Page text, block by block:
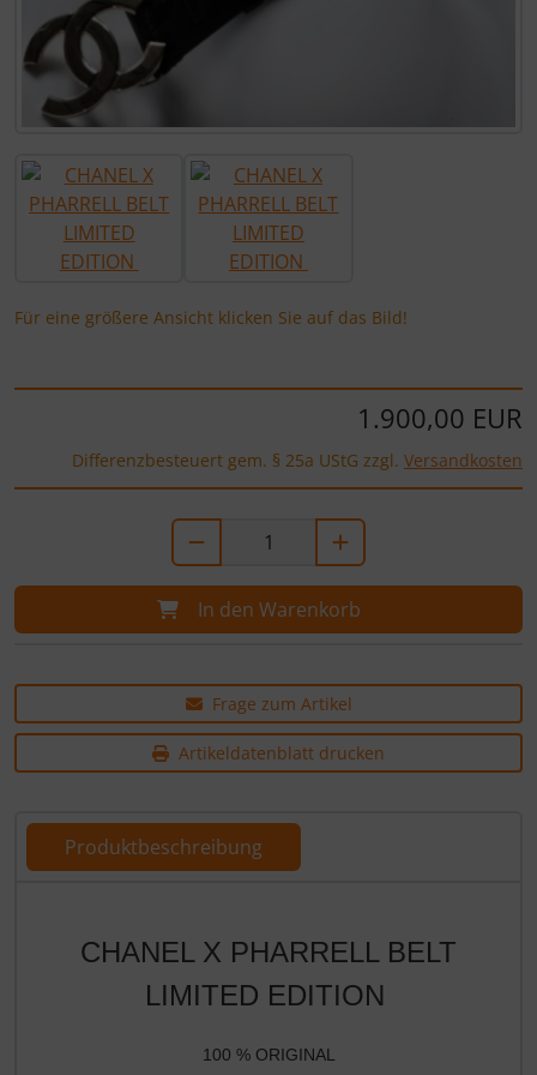
Für eine größere Ansicht klicken Sie auf das Bild!
1.900,00 EUR
Differenzbesteuert gem. § 25a UStG zzgl. Versandkosten
In den Warenkorb
Frage zum Artikel
Artikeldatenblatt drucken
Produktbeschreibung
CHANEL X PHARRELL BELT
LIMITED EDITION
100 % ORIGINAL